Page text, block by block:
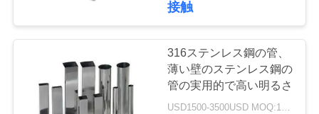
だ
ステンレス鋼の円
形の管
41
接触
316ステンレス鋼の管、
薄い壁のステンレス鋼の
管の実用的で高い明るさ
USD1500-3500USD MOQ:1トン